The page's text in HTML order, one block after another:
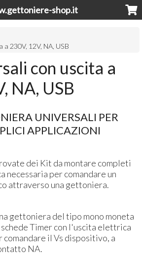
shop.it
230V, 12V, NA, USB
con uscita a
NA, USB
UNIVERSALI PER
APPLICAZIONI
dei Kit da montare completi
per comandare un
attraverso una gettoniera.
gettoniera del tipo mono moneta
Timer con l'uscita elettrica
il Vs dispositivo, a
NA.